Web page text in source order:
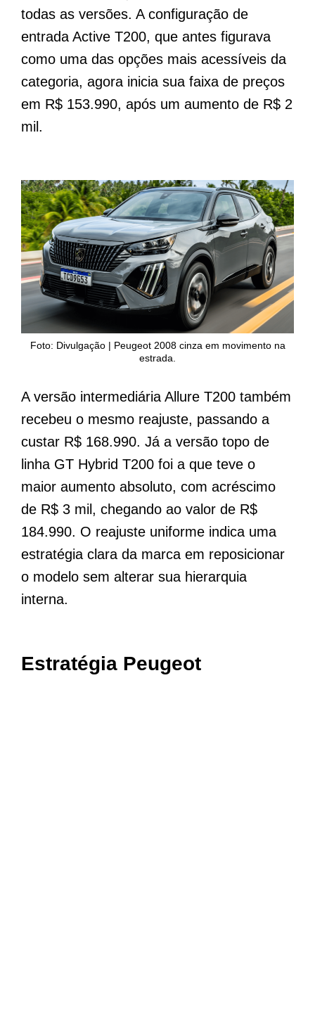
todas as versões. A configuração de
entrada Active T200, que antes figurava
como uma das opções mais acessíveis da
categoria, agora inicia sua faixa de preços
em R$ 153.990, após um aumento de R$ 2
mil.
Foto: Divulgação | Peugeot 2008 cinza em movimento na
estrada.
A versão intermediária Allure T200 também
recebeu o mesmo reajuste, passando a
custar R$ 168.990. Já a versão topo de
linha GT Hybrid T200 foi a que teve o
maior aumento absoluto, com acréscimo
de R$ 3 mil, chegando ao valor de R$
184.990. O reajuste uniforme indica uma
estratégia clara da marca em reposicionar
o modelo sem alterar sua hierarquia
interna.
Estratégia Peugeot